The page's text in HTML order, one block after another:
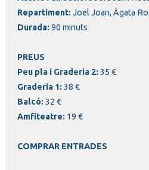
Repartiment:Joel Joan, Àgata
Durada:90 minuts
PREUS
Peu pla i Graderia 2:35 €
Graderia 1:38 €
Balcó:32 €
Amfiteatre: 19 €
COMPRAR ENTRADES